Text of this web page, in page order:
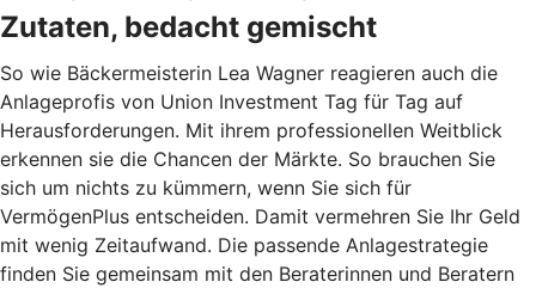
Zutaten, bedacht gemischt
So wie Bäckermeisterin Lea Wagner reagieren auch die
Anlageprofis von Union Investment Tag für Tag auf
Herausforderungen. Mit ihrem professionellen Weitblick
erkennen sie die Chancen der Märkte. So brauchen Sie
sich um nichts zu kümmern, wenn Sie sich für
VermögenPlus entscheiden. Damit vermehren Sie Ihr Geld
mit wenig Zeitaufwand. Die passende Anlagestrategie
finden Sie gemeinsam mit den Beraterinnen und Beratern